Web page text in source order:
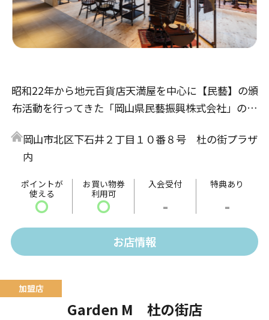
昭和22年から地元百貨店天満屋を中心に【民藝】の頒
布活動を行ってきた「岡山県民藝振興株式会社」の直
続けられた民藝品には、大量生産されモノにはないあ
たたかみや味わい、そして伝統や文化による奥深さが
感じられます。 日常生活を豊かに彩る、手仕事の魅力
をご堪能ください。
岡山市北区下石井２丁目１０番８号 杜の街プラザ
内
ポイントが
使える
〇
お買い物券
利用可
〇
入会受付
-
特典あり
-
お店情報
Garden M 杜の街店